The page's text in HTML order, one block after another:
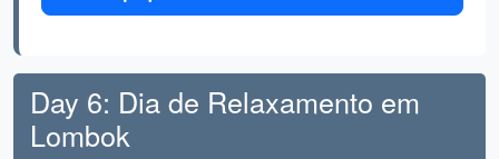
Day 6: Dia de Relaxamento em
Lombok